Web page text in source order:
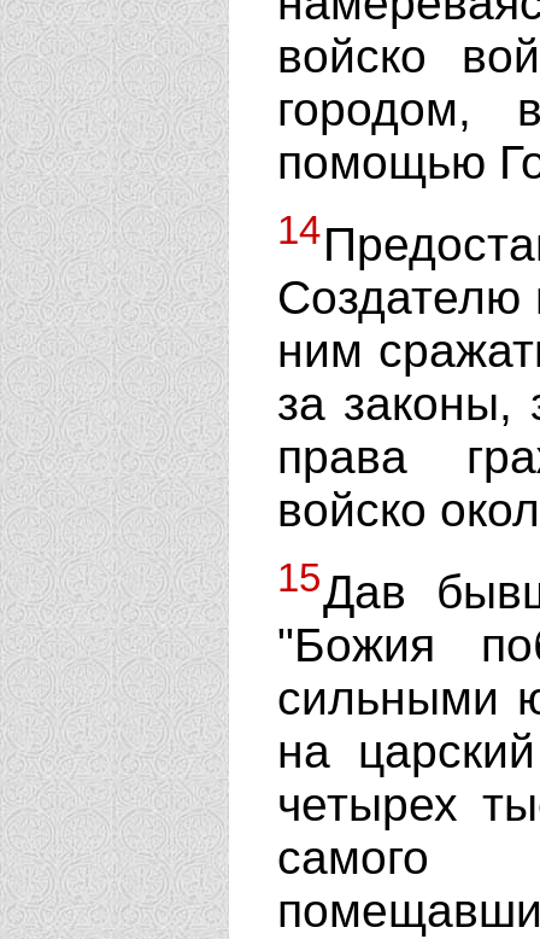
войско
городом,
помощью
14
ним
за законы,
права
войско
15Дав
"Божия
сильными
на
четырех
самого